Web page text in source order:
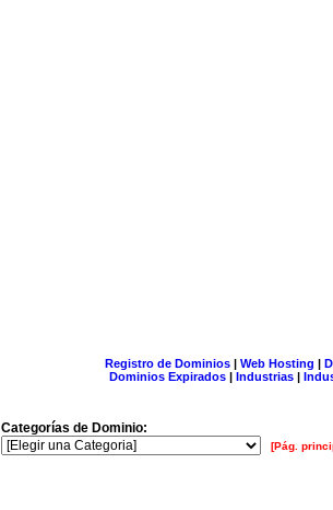
Registro de Dominios| Web Hosting |
Dominios Expirados | Industrias |
Categorías de Dominio:
[Pág.